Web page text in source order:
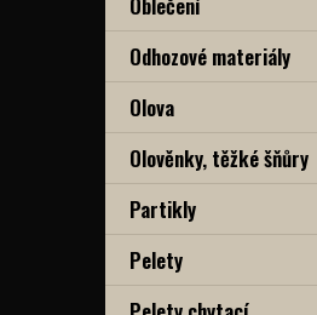
Odhozové materiály
Olova
Olověnky, těžké šňůry
Partikly
Pelety